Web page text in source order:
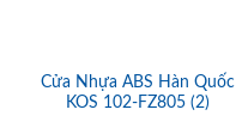
Cửa Nhựa ABS Hàn Quốc
KOS 102-FZ805 (2)